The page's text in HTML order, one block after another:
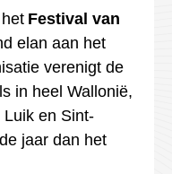
Festival van
elan aan het
verenigt de
in heel Wallonië,
en Sint-
jaar dan het